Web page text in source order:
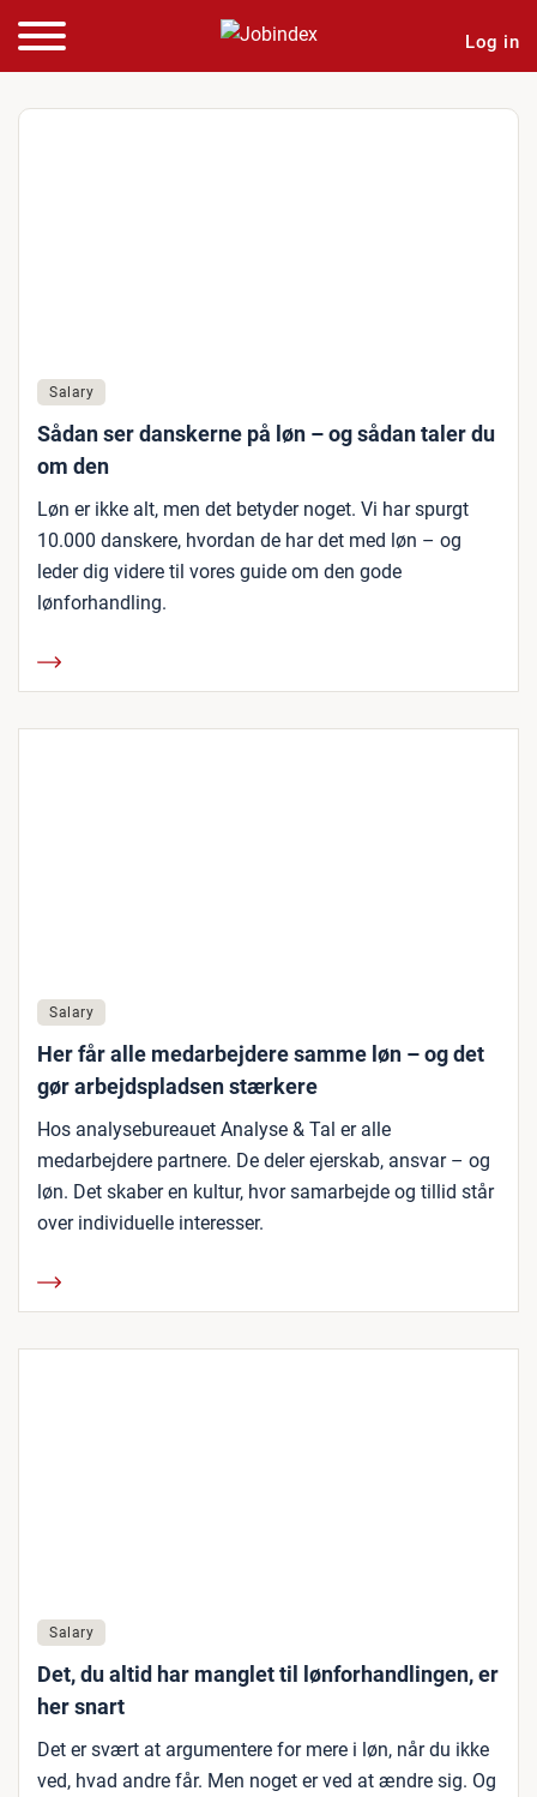
Log in
Salary
Sådan ser danskerne på løn – og sådan taler du
om den
Løn er ikke alt, men det betyder noget. Vi har spurgt
10.000 danskere, hvordan de har det med løn – og
leder dig videre til vores guide om den gode
lønforhandling.
Salary
Her får alle medarbejdere samme løn – og det
gør arbejdspladsen stærkere
Hos analysebureauet Analyse & Tal er alle
medarbejdere partnere. De deler ejerskab, ansvar – og
løn. Det skaber en kultur, hvor samarbejde og tillid står
over individuelle interesser.
Salary
Det, du altid har manglet til lønforhandlingen, er
her snart
Det er svært at argumentere for mere i løn, når du ikke
ved, hvad andre får. Men noget er ved at ændre sig. Og